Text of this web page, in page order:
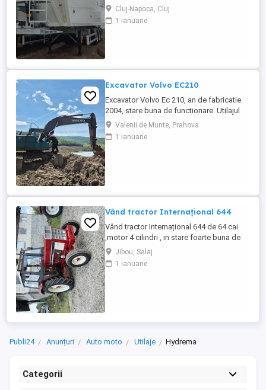
!! - VEHICULE NOI - ( pe stoc SAU în
fabricație ZASLAW - cu termen SCURT de
livrare ) DESCRIERE VEHICULE : -
Cluj-Napoca, Cluj
1 ianuarie
Excavator Volvo EC210
Excavator Volvo Ec 210, an de fabricatie
2004, stare buna de functionare. Utilajul
are cupla hidarulica rapida, linii hidraulice
auxiliare pentru picon, foarfeca, etc.
Motorul este Deutz-Volvo cu racire pe
Valenii de Munte, Prahova
1 ianuarie
Vând tractor Internațional 644
Vând tractor Internațional 644 de 64 cai
,motor 4 cilindri , in stare foarte buna de
functionare, cutie de viteze mecanica cu 2
manete ,ambreiaj priza, cauciucuri in stare
bună ,fara defecte, revizie facuta,
Jibou, Salaj
1 ianuarie
Publi24 Anunțuri Auto moto Utilaje Hydrema
Categorii